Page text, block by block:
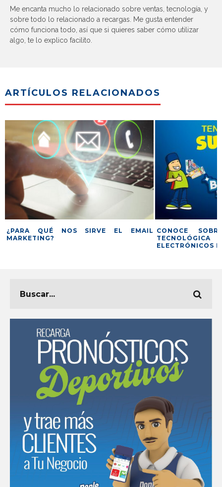
Me encanta mucho lo relacionado sobre ventas, tecnología, y
sobre todo lo relacionado a recargas. Me gusta entender
cómo funciona todo, así que si quieres saber cómo utilizar
algo, te lo explico facilito.
ARTÍCULOS RELACIONADOS
NOS SIRVE EL EMAIL
CONOCE SOBRE LA
TECNOLÓGICA DE LOS
ELECTRÓNICOS DE LOTERÍA